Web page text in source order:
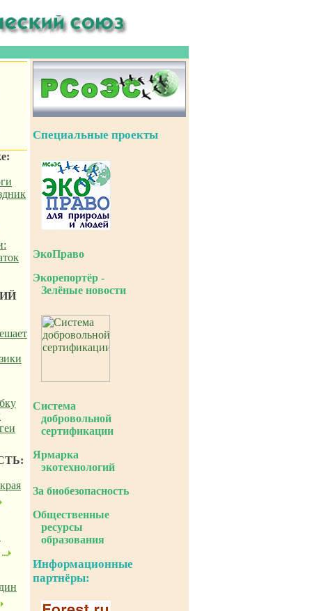
Специальные проекты
ЭкоПраво
Экорепортёр -
Зелёные новости
Система
добровольной
сертификации
Ярмарка
экотехнологий
За биобезопасность
Общественные
ресурсы
образования
Информационные
партнёры: